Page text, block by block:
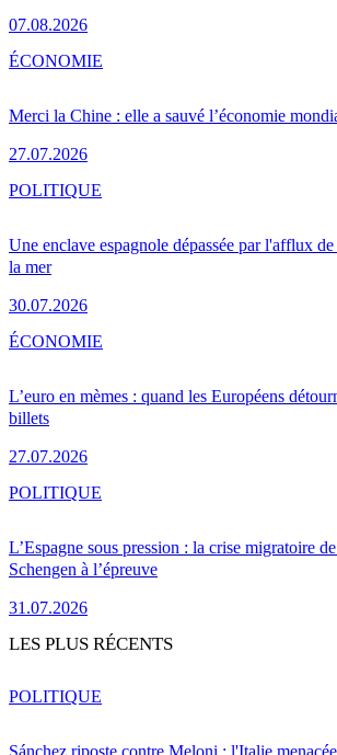
07.08.2026
Merci la Chine : elle a sauvé l’économie
27.07.2026
ÉCONOMIE
Une enclave espagnole dépassée par l'afflux
la mer
30.07.2026
POLITIQUE
L’euro en mèmes : quand les Européens
billets
27.07.2026
ÉCONOMIE
L’Espagne sous pression : la crise migratoire
Schengen à l’épreuve
31.07.2026
POLITIQUE
LES PLUS RÉCENTS
Sánchez riposte contre Meloni : l'Italie
POLITIQUE